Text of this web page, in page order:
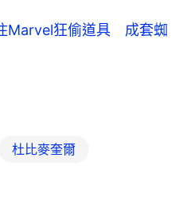
Marvel狂偷道具 成套蜘
杜比麥奎爾